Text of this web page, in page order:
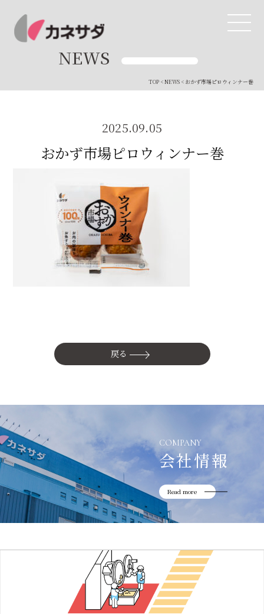
TOP
生産体制
美味しい安心
商品・開発
品質管理
直営店
かね貞の歴史
リニューアル中
NEWS
TOP<NEWS< おかず市場ピロウィンナー巻
2025.09.05
おかず市場ピロウィンナー巻
戻る
COMPANY
会社情報
Read more